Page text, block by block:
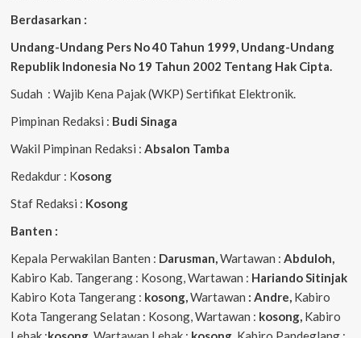
Berdasarkan :
Undang-Undang Pers No 40 Tahun 1999, Undang-Undang
Republik Indonesia No 19 Tahun 2002 Tentang Hak Cipta
Sudah : Wajib Kena Pajak (WKP) Sertifikat Elektronik.
Pimpinan Redaksi : Budi Sinaga
Wakil Pimpinan Redaksi : Absalon Tamba
Redakdur : Kosong
Staf Redaksi : Kosong
Banten :
Kepala Perwakilan Banten : Darusman, Wartawan : Abduloh,
Kabiro Kab. Tangerang : Kosong, Wartawan : Hariando Sitinjak
Kabiro Kota Tangerang : kosong, Wartawan : Andre, Kabiro
Kota Tangerang Selatan : Kosong, Wartawan : kosong, Kabiro